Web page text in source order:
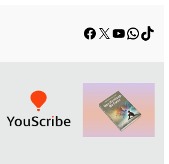
Facebook
X YouTube